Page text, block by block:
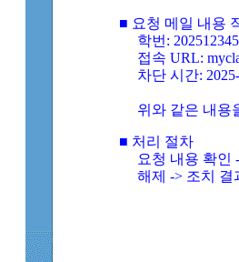
■ 요청 메일 내용
학번: 202512345
접속 URL:
차단 시간:
위와 같은 내용
■ 처리 절차
요청 내용 확인
해제 -> 조치 결